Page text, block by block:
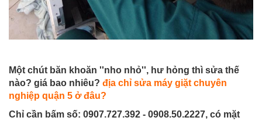
Một chút băn khoăn ''nho nhỏ'', hư hỏng thì sửa thế
nào? giá bao nhiêu? địa chỉ sửa máy giặt chuyên
nghiệp quận 5 ở đâu?
Chỉ cần bấm số: 0907.727.392 - 0908.50.2227, có mặt